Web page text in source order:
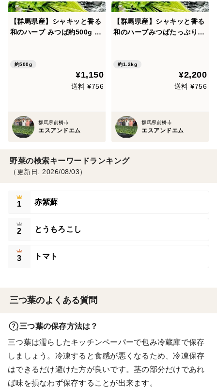
【群馬県産】シャキッと香る
和のハーブ みつば約500g 使
うな一品に！サッと洗ってす
ぐ使える｜冷蔵庫で立てて保
存すると5日ほど｜まずはお
約500g
¥1,150
送料 ¥756
群馬県前橋市
エスアンドエム
【群馬県産】シャキッと香る
和のハーブみつばたっぷり約
ぐ使える｜毎週月・水・金曜
に出荷｜毎日の料理やお裾分
約1.2kg
¥2,200
送料 ¥756
群馬県前橋市
エスアンドエム
野菜の検索キーワードランキング
（更新日: 2026/08/03）
1 赤紫蘇
2 とうもろこし
3 トマト
三つ葉のよくある質問
三つ葉の保存方法は？
三つ葉は濡らしたキッチンペーパーで包み冷蔵庫で保存
しましょう。冷凍すると食感が悪くなるため、冷凍保存
はできるだけ避けた方が良いです。茎の部分だけであれ
ば味を損なわず保存することが出来ます。